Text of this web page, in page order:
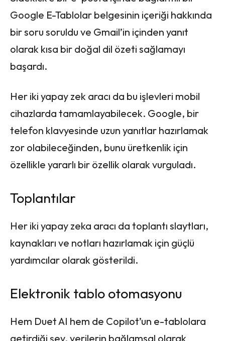
Google E-Tablolar belgesinin içeriği hakkında
bir soru soruldu ve Gmail’in içinden yanıt
olarak kısa bir doğal dil özeti sağlamayı
başardı.
Her iki yapay zek aracı da bu işlevleri mobil
cihazlarda tamamlayabilecek. Google, bir
telefon klavyesinde uzun yanıtlar hazırlamak
zor olabileceğinden, bunu üretkenlik için
özellikle yararlı bir özellik olarak vurguladı.
Toplantılar
Her iki yapay zeka aracı da toplantı slaytları,
kaynakları ve notları hazırlamak için güçlü
yardımcılar olarak gösterildi.
Elektronik tablo otomasyonu
Hem Duet AI hem de Copilot’un e-tablolara
getirdiği şey, verilerin bağlamsal olarak